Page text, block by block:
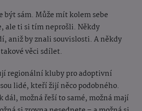
být sám. Může mít kolem sebe
ale ti si tím neprošli. Někdy
aniž by znali souvislosti. A někdy
věci sdílet.
regionální kluby pro adoptivní
lidé, kteří žijí něco podobného.
dál, možná řeší to samé, možná mají